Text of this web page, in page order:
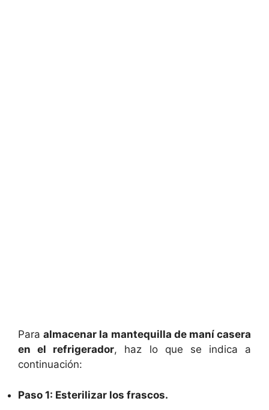
Paraalmacenar la mantequilla de maní casera
en el refrigerador, haz lo que se indica a
continuación:
Paso 1: Esterilizar los frascos.